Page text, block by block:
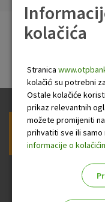
Srednja i velika poduzeća
Faktoring
O nama
Prijava na
kolačića
Stranica
kolačići su potrebni
Ostale kolačiće
prikaz relevantnih
možete promijeniti
prihvatiti sve ili samo
informacije o